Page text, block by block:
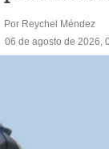
Por Reychel Méndez
06 de agosto de 2026,